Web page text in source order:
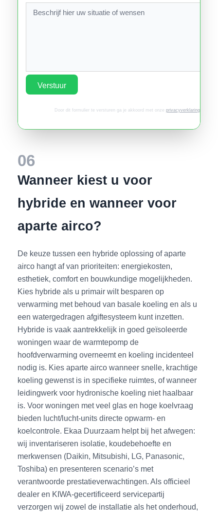
Verstuur
Door dit formulier te versturen ga je akkoord met onze privacyverklaring.
06
Wanneer kiest u voor
hybride en wanneer voor
aparte airco?
De keuze tussen een hybride oplossing of aparte
airco hangt af van prioriteiten: energiekosten,
esthetiek, comfort en bouwkundige mogelijkheden.
Kies hybride als u primair wilt besparen op
verwarming met behoud van basale koeling en als u
een watergedragen afgiftesysteem kunt inzetten.
Hybride is vaak aantrekkelijk in goed geïsoleerde
woningen waar de warmtepomp de
hoofdverwarming overneemt en koeling incidenteel
nodig is. Kies aparte airco wanneer snelle, krachtige
koeling gewenst is in specifieke ruimtes, of wanneer
leidingwerk voor hydronische koeling niet haalbaar
is. Voor woningen met veel glas en hoge koelvraag
bieden lucht/lucht-units directe opwarm- en
koelcontrole. Ekaa Duurzaam helpt bij het afwegen:
wij inventariseren isolatie, koudebehoefte en
merkwensen (Daikin, Mitsubishi, LG, Panasonic,
Toshiba) en presenteren scenario’s met
verantwoorde prestatieverwachtingen. Als officieel
dealer en KIWA-gecertificeerd servicepartij
verzorgen wij zowel de installatie als het onderhoud,